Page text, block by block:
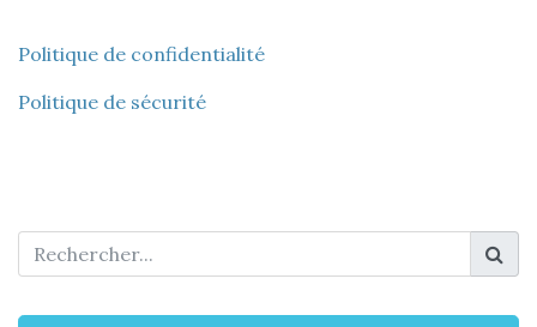
Politique de confidentialité
Politique de sécurité